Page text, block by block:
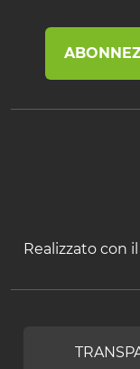
Realizzato con